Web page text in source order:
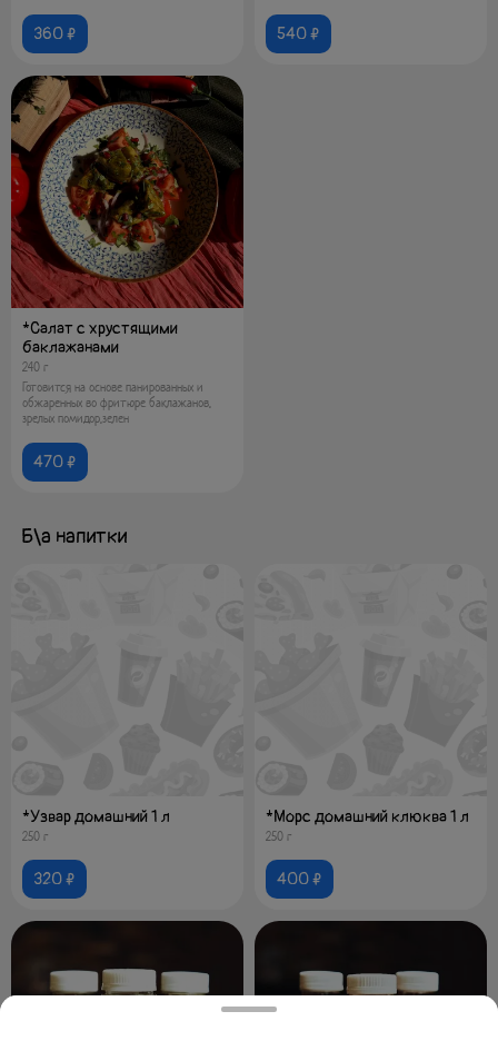
360 ₽ 540 ₽
*Салат с хрустящими
баклажанами
240 г
Готовится на основе панированных и
обжаренных во фритюре баклажанов,
зрелых помидор,зелен
470 ₽
Б\а напитки
*Узвар домашний 1 л
250 г
320 ₽
*Морс домашний клюква 1 л
250 г
400 ₽